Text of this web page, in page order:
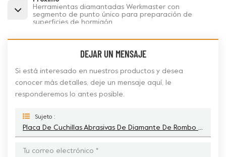
Herramientas diamantadas Werkmaster con
segmento de punto único para preparación de
superficies de hormigón
DEJAR UN MENSAJE
Si está interesado en nuestros productos y desea
conocer más detalles, deje un mensaje aquí, le
responderemos lo antes posible.
Sujeto :
Placa De Cuchillas Abrasivas De Diamante De Rombo Único Werkmaster Para Hormigón